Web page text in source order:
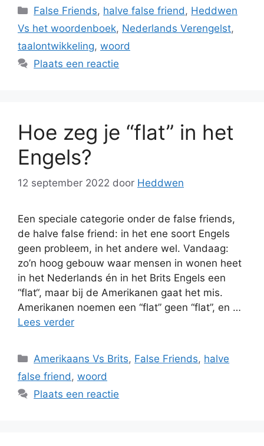
Categorieën
False Friends, halve false friend , Heddwen
Vs het woordenboek, Nederlands Verengelst,
taalontwikkeling, woord
Plaats een reactie
Hoe zeg je “flat” in het
Engels?
12 september 2022 door Heddwen
Een speciale categorie onder de false friends,
de halve false friend: in het ene soort Engels
geen probleem, in het andere wel. Vandaag:
zo’n hoog gebouw waar mensen in wonen heet
in het Nederlands én in het Brits Engels een
“flat“, maar bij de Amerikanen gaat het mis.
Amerikanen noemen een “flat” geen “flat”, en …
Lees verder
Categorieën
Amerikaans Vs Brits, False Friends, halve
false friend, woord
Plaats een reactie